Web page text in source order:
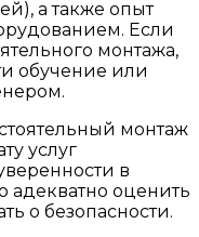
а также опыт
Если
монтажа,
обучение или
монтаж
услуг
в
адекватно оценить
о безопасности.